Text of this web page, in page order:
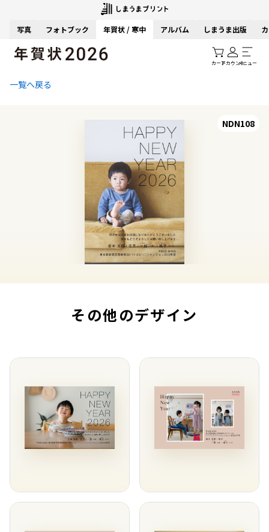
写真 フォトブック 年賀状 / 寒中 アルバム しまうま出版
カートアカウントメニュー
一覧へ戻る
NDN108
その他のデザイン